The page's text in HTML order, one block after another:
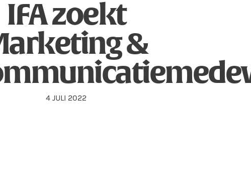
IFA zoekt
&
4 JULI 2022